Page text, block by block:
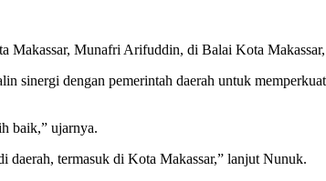
Munafri Arifuddin, di Balai Kota Makassar,
sinergi dengan pemerintah daerah untuk
baik,” ujarnya.
daerah, termasuk di Kota Makassar,” lanjut Nunuk.